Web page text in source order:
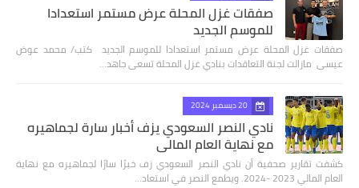
صفقات غزل المحلة عرض مستمر استعدادا
للموسم الجديد
صفقات غزل المحلة عرض مستمر استعدادا للموسم الجديد كتب/ محمد عوض
عيسى مازالت لجنة التعاقدات بنادي غزل المحلة تسعى جاهد…
20 ديسمبر 2024
نادي النصر السعودي يزف أخبار سارة لجماهيره
مع نهاية العام المالي
كشفت تقارير صحفية أن نادي النصر السعودي زف خبرًا سارًا لجماهيره مع نهاية
العام المالي 2023 -2024. ويطمع النصر في استعاد…